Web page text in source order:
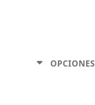
OPCIONES